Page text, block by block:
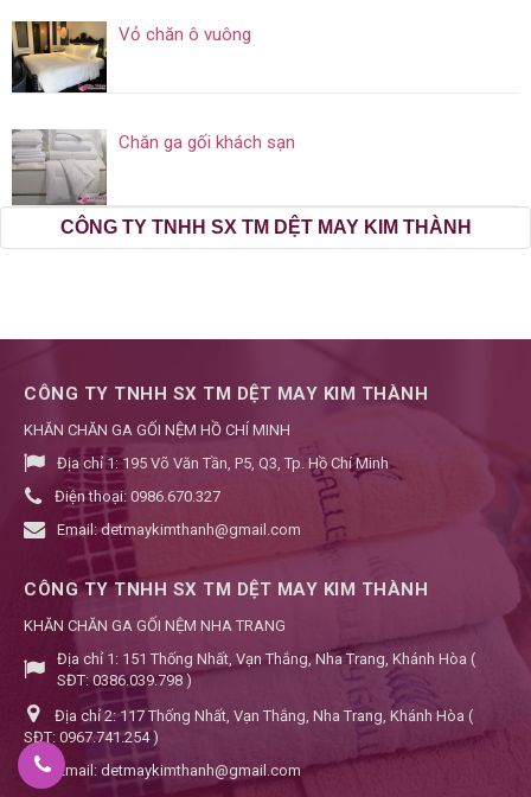
Vỏ chăn ô vuông
Chăn ga gối khách sạn
CÔNG TY TNHH SX TM DỆT MAY KIM THÀNH
CÔNG TY TNHH SX TM DỆT MAY KIM THÀNH
KHĂN CHĂN GA GỐI NỆM HỒ CHÍ MINH
Địa chỉ 1:195 Võ Văn Tần, P5, Q3, Tp. Hồ Chí Minh
Điện thoại: 0986.670.327
Email:detmaykimthanh@gmail.com
CÔNG TY TNHH SX TM DỆT MAY KIM THÀNH
KHĂN CHĂN GA GỐI NỆM NHA TRANG
Địa chỉ 1: 151 Thống Nhất, Vạn Thắng, Nha Trang, Khánh Hòa (
SĐT: 0386.039.798 )
Địa chỉ 2:117 Thống Nhất, Vạn Thắng, Nha Trang, Khánh Hòa (
SĐT: 0967.741.254 )
Email: detmaykimthanh@gmail.com